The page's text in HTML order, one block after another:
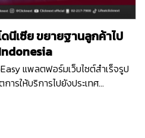
นีเซีย ขยายฐานลูกค้าไป
แพลตฟอร์มเว็บไซต์สำเร็จรูป
ารให้บริการไปยังประเทศ
East Asia ตั้งแต่เดือนกุมภาพันธ์
Indonesia ของเรา